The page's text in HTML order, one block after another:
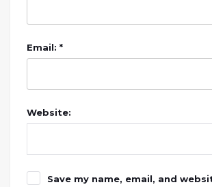
Email: *
Website:
Save my name, email, and